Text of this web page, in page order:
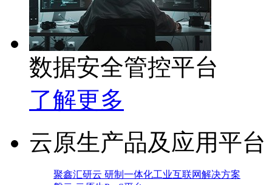
数据安全管控平台
了解更多
云原生产品及应用平台
聚鑫汇研云 研制一体化工业互联网解决方案